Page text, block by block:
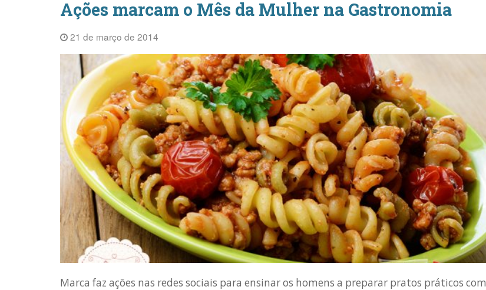
Ações marcam o Mês da Mulher na Gastronomia
21 de março de 2014
Marca faz ações nas redes sociais para ensinar os homens a preparar pratos práticos com